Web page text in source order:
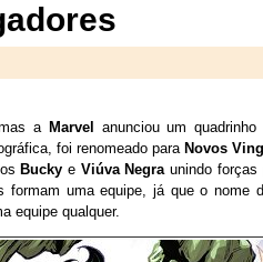
a Marvel
anunciou um
foi renomeado para Novos
Bucky e Viúva Negraunindo forças
formam uma equipe, já que o nome
equipe qualquer.